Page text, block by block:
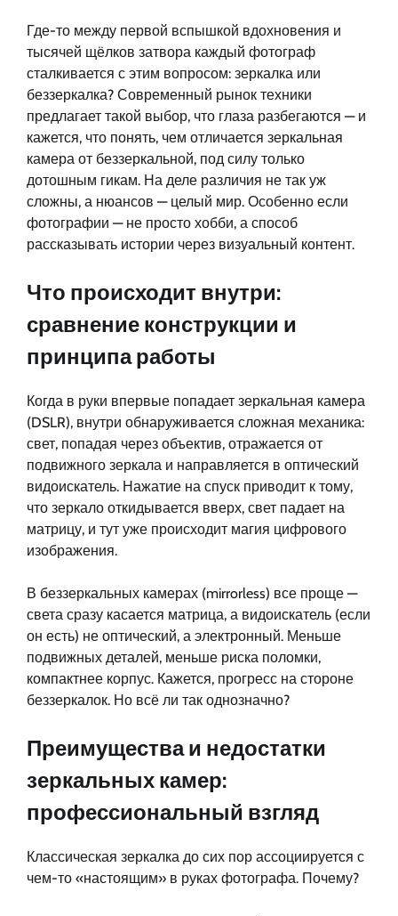
Где-то между первой вспышкой вдохновения и
тысячей щёлков затвора каждый фотограф
сталкивается с этим вопросом: зеркалка или
беззеркалка? Современный рынок техники
предлагает такой выбор, что глаза разбегаются — и
кажется, что понять, чем отличается зеркальная
камера от беззеркальной, под силу только
дотошным гикам. На деле различия не так уж
сложны, а нюансов — целый мир. Особенно если
фотографии — не просто хобби, а способ
рассказывать истории через визуальный контент.
Что происходит внутри:
сравнение конструкции и
принципа работы
Когда в руки впервые попадает зеркальная камера
(DSLR), внутри обнаруживается сложная механика:
свет, попадая через объектив, отражается от
подвижного зеркала и направляется в оптический
видоискатель. Нажатие на спуск приводит к тому,
что зеркало откидывается вверх, свет падает на
матрицу, и тут уже происходит магия цифрового
изображения.
В беззеркальных камерах (mirrorless) все проще —
света сразу касается матрица, а видоискатель (если
он есть) не оптический, а электронный. Меньше
подвижных деталей, меньше риска поломки,
компактнее корпус. Кажется, прогресс на стороне
беззеркалок. Но всё ли так однозначно?
Преимущества и недостатки
зеркальных камер:
профессиональный взгляд
Классическая зеркалка до сих пор ассоциируется с
чем-то «настоящим» в руках фотографа. Почему?